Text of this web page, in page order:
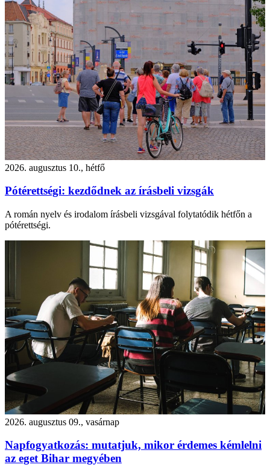
2026. augusztus 10., hétfő
Pótérettségi: kezdődnek az írásbeli vizsgák
A román nyelv és irodalom írásbeli vizsgával folytatódik hétfőn a
pótérettségi.
2026. augusztus 09., vasárnap
Napfogyatkozás: mutatjuk, mikor érdemes kémlelni
az eget Bihar megyében